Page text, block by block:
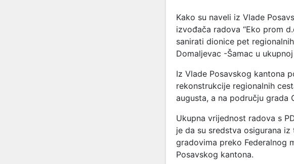
Kako su naveli iz Vlade
izvođača radova “Eko prom
sanirati dionice pet
Domaljevac -Šamac u
Iz Vlade Posavskog kantona
rekonstrukcije regionalnih
augusta, a na području grada
Ukupna vrijednost radova s
je da su sredstva osigurana
gradovima preko Federalnog
Posavskog kantona.